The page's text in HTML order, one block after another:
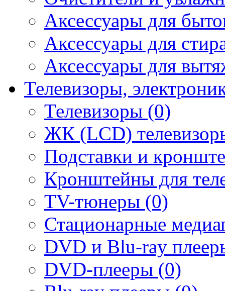
Аксессуары для
Аксессуары для
Аксессуары для
Телевизоры,
Телевизоры (0)
ЖК (LCD)
Подставки и
Кронштейны для
TV-тюнеры (0)
Стационарные
DVD и Blu-ray
DVD-плееры (0)